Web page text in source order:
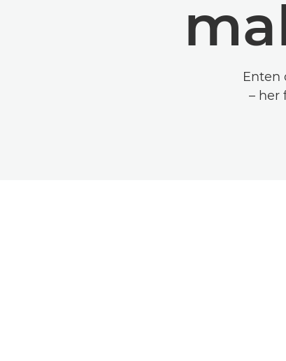
Enten
– her